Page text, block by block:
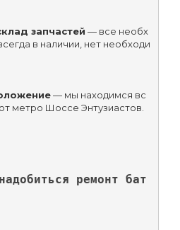
запчастей — все необх
в наличии, нет необходи
— мы находимся вс
метро Шоссе Энтузиастов.
ремонт бат